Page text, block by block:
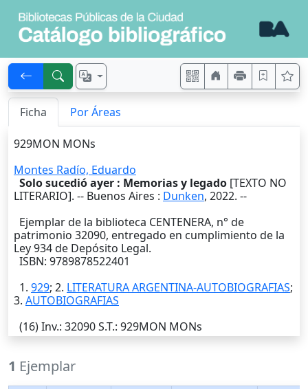
Ficha Por Áreas
929MON MONs
Montes Radío, Eduardo
Solo sucedió ayer : Memorias y legado [TEXTO NO
LITERARIO]. -- Buenos Aires : Dunken, 2022. --
Ejemplar de la biblioteca CENTENERA, n° de
patrimonio 32090, entregado en cumplimiento de la
Ley 934 de Depósito Legal.
ISBN: 9789878522401
1. 929; 2. LITERATURA ARGENTINA-AUTOBIOGRAFIAS;
3. AUTOBIOGRAFIAS
(16)Inv.: 32090S.T.: 929MON MONs
1 Ejemplar